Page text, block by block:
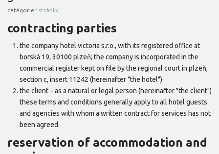
catégorie : stránky
contracting parties
the company hotel victoria s.r.o., with its registered office at
borská 19, 30100 plzeň; the company is incorporated in the
commercial register kept on file by the regional court in plzeň,
section c, insert 11242 (hereinafter "the hotel")
the client – as a natural or legal person (hereinafter "the client")
these terms and conditions generally apply to all hotel guests
and agencies with whom a written contract for services has not
been agreed.
reservation of accommodation and